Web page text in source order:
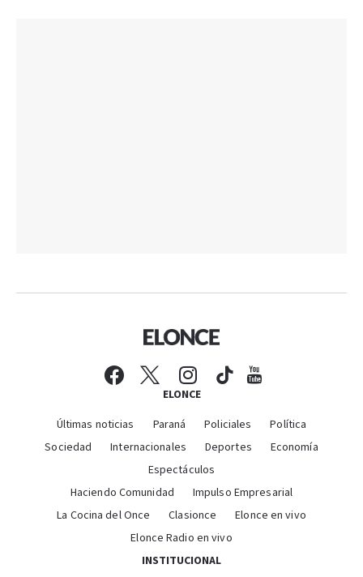
ELONCE
Últimas noticias Paraná Policiales
Política
Sociedad
Internacionales Deportes
Economía
Espectáculos
Haciendo Comunidad
Impulso Empresarial
La Cocina del Once
Clasionce
Elonce en vivo
Elonce Radio en vivo
INSTITUCIONAL